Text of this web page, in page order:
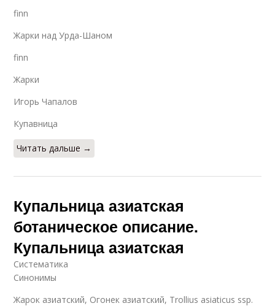
finn
Жарки над Урда-Шаном
finn
Жарки
Игорь Чапалов
Купавница
Читать дальше →
Купальница азиатская
ботаническое описание.
Купальница азиатская
Систематика
Синонимы
Жарок азиатский, Огонек азиатский, Trollius asiaticus ssp.